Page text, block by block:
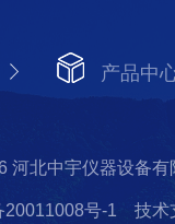
产品中
河北中宇仪器设备有
号-1 技术